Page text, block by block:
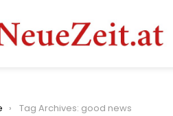
here:
Tag Archives: good news